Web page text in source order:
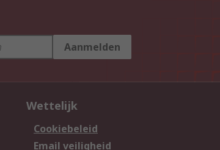
Aanmelden
Wettelijk
Cookiebeleid
Email veiligheid